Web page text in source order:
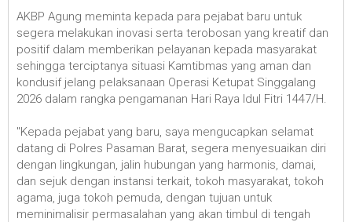
AKBP Agung meminta kepada para pejabat baru untuk
segera melakukan inovasi serta terobosan yang kreatif dan
positif dalam memberikan pelayanan kepada masyarakat
sehingga terciptanya situasi Kamtibmas yang aman dan
kondusif jelang pelaksanaan Operasi Ketupat Singgalang
2026 dalam rangka pengamanan Hari Raya Idul Fitri 1447/H.
"Kepada pejabat yang baru, saya mengucapkan selamat
datang di Polres Pasaman Barat, segera menyesuaikan diri
dengan lingkungan, jalin hubungan yang harmonis, damai,
dan sejuk dengan instansi terkait, tokoh masyarakat, tokoh
agama, juga tokoh pemuda, dengan tujuan untuk
meminimalisir permasalahan yang akan timbul di tengah